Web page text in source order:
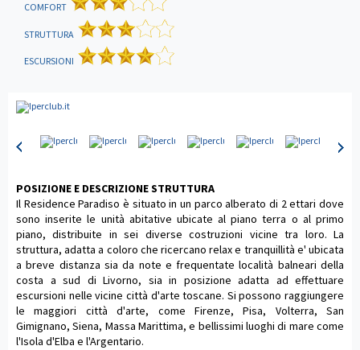
COMFORT
STRUTTURA
ESCURSIONI
POSIZIONE E DESCRIZIONE STRUTTURA
Il Residence Paradiso è situato in un parco alberato di 2 ettari dove
sono inserite le unità abitative ubicate al piano terra o al primo
piano, distribuite in sei diverse costruzioni vicine tra loro. La
struttura, adatta a coloro che ricercano relax e tranquillità e' ubicata
a breve distanza sia da note e frequentate località balneari della
costa a sud di Livorno, sia in posizione adatta ad effettuare
escursioni nelle vicine città d'arte toscane. Si possono raggiungere
le maggiori città d'arte, come Firenze, Pisa, Volterra, San
Gimignano, Siena, Massa Marittima, e bellissimi luoghi di mare come
l'Isola d'Elba e l'Argentario.